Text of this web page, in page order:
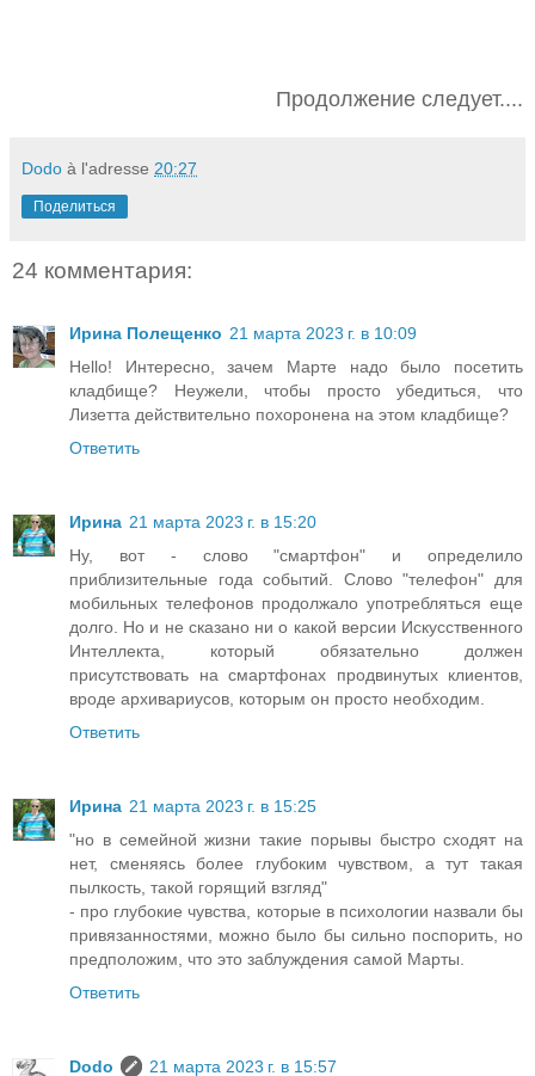
Продолжение следует....
Dodo à l'adresse 20:27
Поделиться
24 комментария:
Ирина Полещенко 21 марта 2023 г. в 10:09
Hello! Интересно, зачем Марте надо было посетить
кладбище? Неужели, чтобы просто убедиться, что
Лизетта действительно похоронена на этом кладбище?
Ответить
Ирина 21 марта 2023 г. в 15:20
Ну, вот - слово "смартфон" и определило
приблизительные года событий. Слово "телефон" для
мобильных телефонов продолжало употребляться еще
долго. Но и не сказано ни о какой версии Искусственного
Интеллекта, который обязательно должен
присутствовать на смартфонах продвинутых клиентов,
вроде архивариусов, которым он просто необходим.
Ответить
Ирина 21 марта 2023 г. в 15:25
"но в семейной жизни такие порывы быстро сходят на
нет, сменяясь более глубоким чувством, а тут такая
пылкость, такой горящий взгляд"
- про глубокие чувства, которые в психологии назвали бы
привязанностями, можно было бы сильно поспорить, но
предположим, что это заблуждения самой Марты.
Ответить
Dodo
21 марта 2023 г. в 15:57